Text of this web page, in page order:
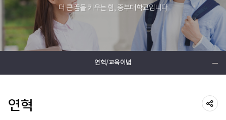
더 큰 꿈을 키우는 힘, 중부대학교입니다
연혁/교육이념
연혁